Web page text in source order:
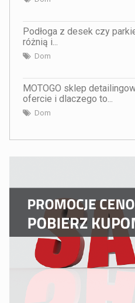
Podłoga z desek czy
różnią i...
Dom
MOTOGO sklep
ofercie i dlaczego to...
Dom